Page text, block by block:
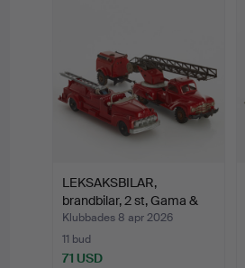
LEKSAKSBILAR,
brandbilar, 2 st, Gama &
Hub…
Klubbades 8 apr 2026
11 bud
71 USD